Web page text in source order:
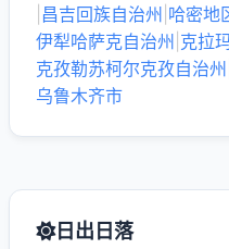
昌吉回族自治州 哈密地
伊犁哈萨克自治州 克拉
克孜勒苏柯尔克孜自治州
乌鲁木齐市
日出日落